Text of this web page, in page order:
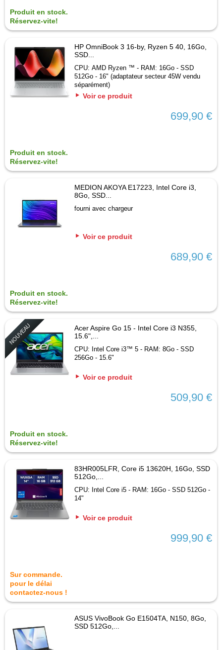
Produit en stock.
Réservez-vite!
HP OmniBook 3 16-by, Ryzen 5 40, 16Go,
SSD...
CPU: AMD Ryzen ™ - RAM: 16Go - SSD
512Go - 16" (adaptateur secteur 45W vendu
séparément)
Voir ce produit
699,90 €
Produit en stock.
Réservez-vite!
MEDION AKOYA E17223, Intel Core i3,
8Go, SSD...
fourni avec chargeur
Voir ce produit
689,90 €
Produit en stock.
Réservez-vite!
NOUVEAU
Acer Aspire Go 15 - Intel Core i3 N355,
15.6",...
CPU: Intel Core i3™ 5 - RAM: 8Go - SSD
256Go - 15.6"
Voir ce produit
509,90 €
Produit en stock.
Réservez-vite!
83HR005LFR, Core i5 13620H, 16Go, SSD
512Go,...
CPU: Intel Core i5 - RAM: 16Go - SSD 512Go -
14"
Voir ce produit
999,90 €
Sur commande.
pour le délai
contactez-nous !
ASUS VivoBook Go E1504TA, N150, 8Go,
SSD 512Go,...